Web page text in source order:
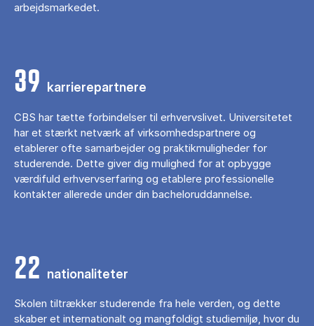
arbejdsmarkedet.
39 karrierepartnere
CBS har tætte forbindelser til erhvervslivet. Universitetet
har et stærkt netværk af virksomhedspartnere og
etablerer ofte samarbejder og praktikmuligheder for
studerende. Dette giver dig mulighed for at opbygge
værdifuld erhvervserfaring og etablere professionelle
kontakter allerede under din bacheloruddannelse.
22 nationaliteter
Skolen tiltrækker studerende fra hele verden, og dette
skaber et internationalt og mangfoldigt studiemiljø, hvor du